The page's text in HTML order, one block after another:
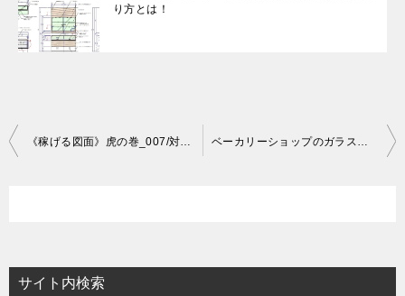
り方とは！
投
ー
サイト内検索